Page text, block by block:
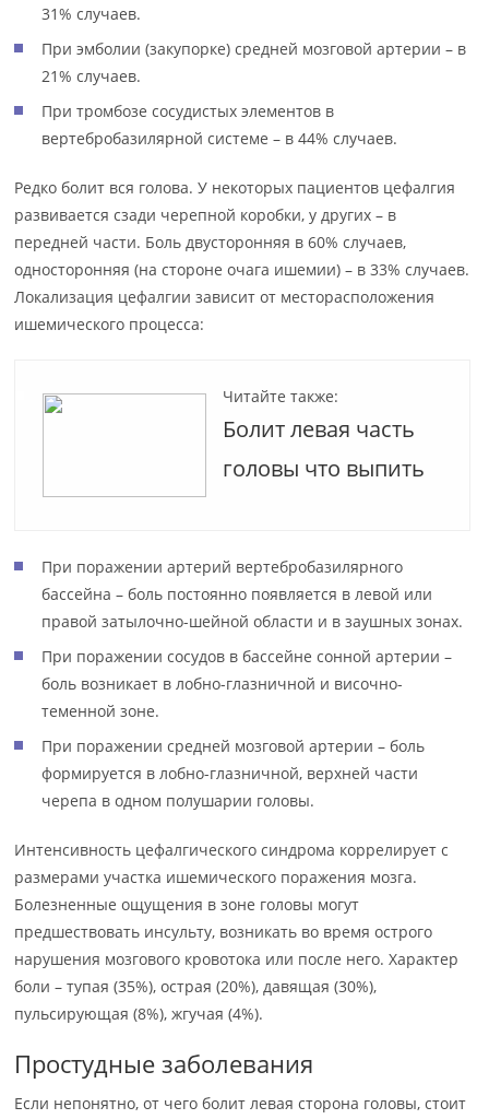
31% случаев.
При эмболии (закупорке) средней мозговой артерии – в
21% случаев.
При тромбозе сосудистых элементов в
вертебробазилярной системе – в 44% случаев.
Редко болит вся голова. У некоторых пациентов цефалгия
развивается сзади черепной коробки, у других – в
передней части. Боль двусторонняя в 60% случаев,
односторонняя (на стороне очага ишемии) – в 33% случаев.
Локализация цефалгии зависит от месторасположения
ишемического процесса:
Читайте также:
Болит левая часть
головы что выпить
При поражении артерий вертебробазилярного
бассейна – боль постоянно появляется в левой или
правой затылочно-шейной области и в заушных зонах.
При поражении сосудов в бассейне сонной артерии –
боль возникает в лобно-глазничной и височно-
теменной зоне.
При поражении средней мозговой артерии – боль
формируется в лобно-глазничной, верхней части
черепа в одном полушарии головы.
Интенсивность цефалгического синдрома коррелирует с
размерами участка ишемического поражения мозга.
Болезненные ощущения в зоне головы могут
предшествовать инсульту, возникать во время острого
нарушения мозгового кровотока или после него. Характер
боли – тупая (35%), острая (20%), давящая (30%),
пульсирующая (8%), жгучая (4%).
Простудные заболевания
Если непонятно, от чего болит левая сторона головы, стоит